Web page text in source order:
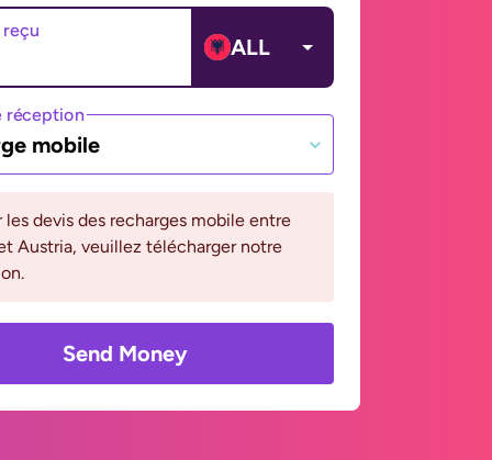
ALL
réception
mobile
les devis des recharges mobile entre
Austria, veuillez télécharger notre
Send Money